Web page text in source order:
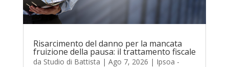
Risarcimento del danno per la mancata
fruizione della pausa: il trattamento fiscale
da Studio di Battista | Ago 7, 2026 | Ipsoa -